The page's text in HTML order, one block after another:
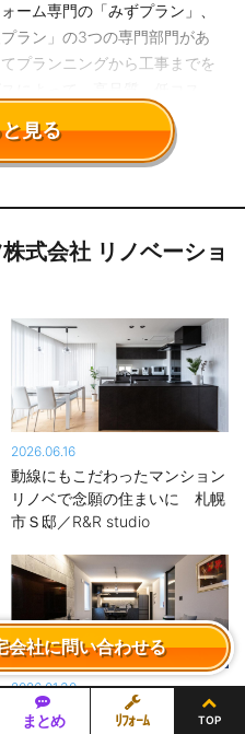
ーム専門の「みずプラン」、
ラン」の3つの専門部門があ
プランニングから工事までを
ています。
ーム力」でオーナーのご希
ノベーションアドバイザーの
ーナーの個性を生かしたハイ
理を行う社員大工がアイデア
を密にすることで、オーナー
住まいを提供しています。
富な実績
ワーマンションまで、R&Rは
としています。居室をLDKと
テレワーク用の個室、収納付
取りの変更をはじめ、キッチ
ラー、照明など住宅設備の新
イストで提案するインテリア
取りを大胆に変更し、機能性
無二の空間に仕上げます。ま
見る
式会社 リノベーショ
2026.06.16
動線にもこだわったマンション
リノベで念願の住まいに 札幌
市Ｓ邸／R&R studio
2026.01.30
戸建てリノベで実現！機能もデ
まとめ ﾘﾌｫｰﾑ TOP
会社に問い合わせる